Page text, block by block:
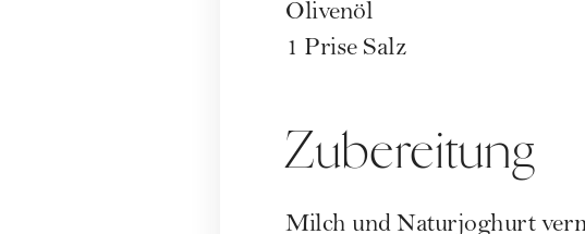
Olivenöl
1 Prise Salz
Zubereitung
Milch und Naturjoghurt